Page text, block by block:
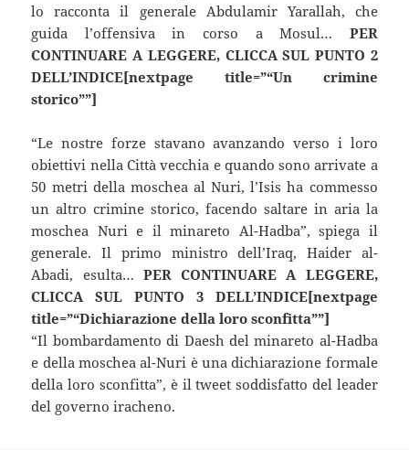
lo racconta il generale Abdulamir Yarallah, che
guida l’offensiva in corso a Mosul… PER
CONTINUARE A LEGGERE, CLICCA SUL PUNTO 2
DELL’INDICE[nextpage title=”“Un crimine
storico””]
“Le nostre forze stavano avanzando verso i loro
obiettivi nella Città vecchia e quando sono arrivate a
50 metri della moschea al Nuri, l’Isis ha commesso
un altro crimine storico, facendo saltare in aria la
moschea Nuri e il minareto Al-Hadba”, spiega il
generale. Il primo ministro dell’Iraq, Haider al-
Abadi, esulta… PER CONTINUARE A LEGGERE,
CLICCA SUL PUNTO 3 DELL’INDICE[nextpage
title=”“Dichiarazione della loro sconfitta””]
“Il bombardamento di Daesh del minareto al-Hadba
e della moschea al-Nuri è una dichiarazione formale
della loro sconfitta”, è il tweet soddisfatto del leader
del governo iracheno.